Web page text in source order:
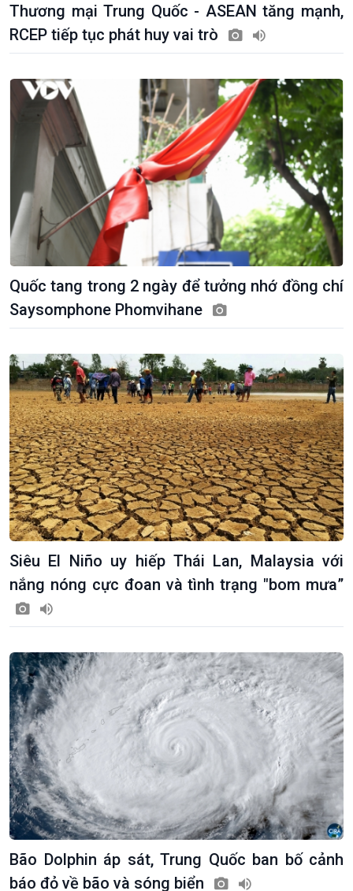
Podcast Góc nhìn VOV1
Thương mại Trung Quốc - ASEAN tăng mạnh,
RCEP tiếp tục phát huy vai trò
Quốc tang trong 2 ngày để tưởng nhớ đồng chí
Saysomphone Phomvihane
Siêu El Niño uy hiếp Thái Lan, Malaysia với
nắng nóng cực đoan và tình trạng "bom mưa”
Bão Dolphin áp sát, Trung Quốc ban bố cảnh
báo đỏ về bão và sóng biển